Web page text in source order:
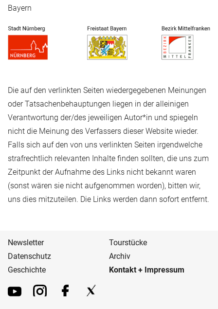
Bayern
Die auf den verlinkten Seiten wiedergegebenen Meinungen
oder Tatsachenbehauptungen liegen in der alleinigen
Verantwortung der/des jeweiligen Autor*in und spiegeln
nicht die Meinung des Verfassers dieser Website wieder.
Falls sich auf den von uns verlinkten Seiten irgendwelche
strafrechtlich relevanten Inhalte finden sollten, die uns zum
Zeitpunkt der Aufnahme des Links nicht bekannt waren
(sonst wären sie nicht aufgenommen worden), bitten wir,
uns dies mitzuteilen. Die Links werden dann sofort entfernt.
Navigation
überspringen
Newsletter
Tourstücke
Datenschutz
Archiv
Geschichte
Kontakt + Impressum